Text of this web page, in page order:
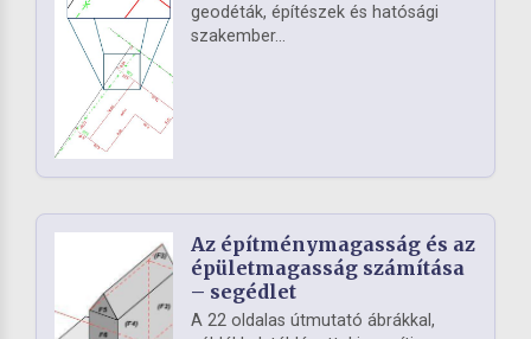
geodéták, építészek és hatósági
szakember...
Az építménymagasság és az
épületmagasság számítása
– segédlet
A 22 oldalas útmutató ábrákkal,